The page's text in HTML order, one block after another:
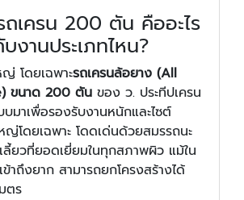
ถเครน 200 ตัน คืออะไร
บงานประเภทไหน?
ญ่ โดยเฉพาะรถเครนล้อยาง (All
ขนาด 200 ตัน ของ ว. ประทีปเครน
มาเพื่อรองรับงานหนักและไซต์
ญ่โดยเฉพาะ โดดเด่นด้วยสมรรถนะ
ลี้ยวที่ยอดเยี่ยมในทุกสภาพผิว แม้ใน
าถึงยาก สามารถยกโครงสร้างได้
ตร